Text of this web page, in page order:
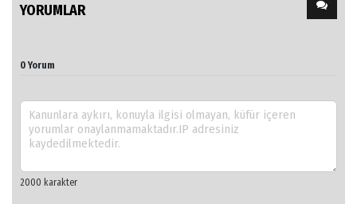
YORUMLAR
0 Yorum